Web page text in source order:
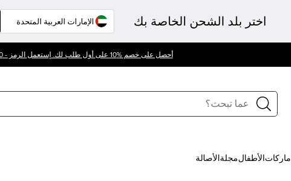
اختر بلد الشحن الخاصة بك
أحصل على خصم %10 على أول طلب لك. إستعمل الرمز - WELCOME10
‍ ماركات الأطفالمجلة الأصالة